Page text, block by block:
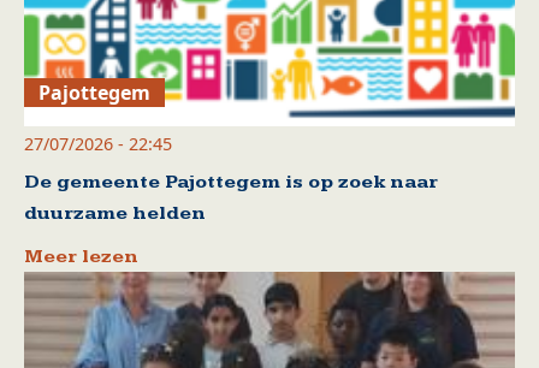
Pajottegem
27/07/2026 - 22:45
De gemeente Pajottegem is op zoek naar
duurzame helden
Meer lezen